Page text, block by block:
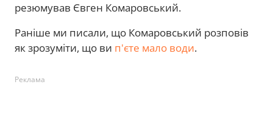
резюмував Євген Комаровський.
Раніше ми писали, що Комаровський розповів
як зрозуміти, що ви п'єте мало води.
Реклама